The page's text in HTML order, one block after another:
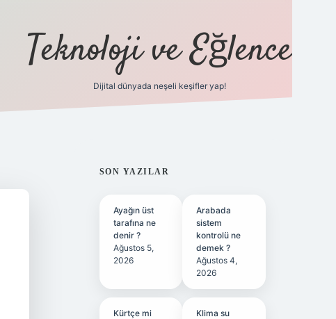
Teknoloji ve Eğlence
Dijital dünyada neşeli keşifler yap!
SIDEBAR
SON YAZILAR
Ayağın üst
tarafına ne
denir ?
Ağustos 5,
2026
Arabada
sistem
kontrolü ne
demek ?
Ağustos 4,
2026
Kürtçe mi
Klima su